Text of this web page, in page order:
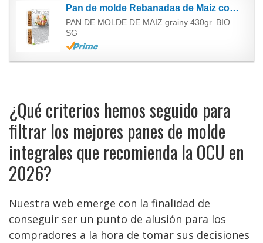
Pan de molde Rebanadas de Maíz con Semillas Sin gluten Schnitzer 430 g
PAN DE MOLDE DE MAIZ grainy 430gr. BIO
SG
¿Qué criterios hemos seguido para
filtrar los mejores panes de molde
integrales que recomienda la OCU en
2026?
Nuestra web emerge con la finalidad de
conseguir ser un punto de alusión para los
compradores a la hora de tomar sus decisiones